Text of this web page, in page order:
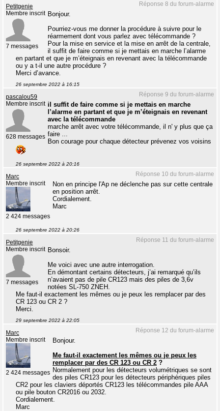
Réponse 8 du forum-alarme
Petitgenie
Membre inscrit
7 messages
Bonjour.
Pourriez-vous me donner la procédure à suivre pour le
réarmement dont vous parlez avec télécommande ?
Pour la mise en service et la mise en arrêt de la centrale,
il suffit de faire comme si je mettais en marche l’alarme
en partant et que je m’éteignais en revenant avec la télécommande
ou y a t-il une autre procédure ?
Merci d’avance.
26 septembre 2022 à 16:15
Réponse 9 du forum-alarme
pascalou59
Membre inscrit
628 messages
il suffit de faire comme si je mettais en marche
l’alarme en partant et que je m’éteignais en revenant
avec la télécommande
marche arrêt avec votre télécommande, il n' y plus que ça
faire ...
Bon courage pour chaque détecteur prévenez vos voisins
26 septembre 2022 à 20:16
Réponse 10 du forum-alarme
Marc
Membre inscrit
2 424 messages
Non en principe l'Ap ne déclenche pas sur cette centrale
en position arrêt.
Cordialement.
Marc
26 septembre 2022 à 20:26
Réponse 11 du forum-alarme
Petitgenie
Membre inscrit
7 messages
Bonsoir.
Me voici avec une autre interrogation.
En démontant certains détecteurs, j’ai remarqué qu’ils
n’avaient pas de pile CR123 mais des piles de 3,6v
notées SL-750 ZNEH.
Me faut-il exactement les mêmes ou je peux les remplacer par des
CR 123 ou CR 2 ?
Merci.
29 septembre 2022 à 22:05
Réponse 12 du forum-alarme
Marc
Membre inscrit
2 424 messages
Bonjour.
Me faut-il exactement les mêmes ou je peux les
remplacer par des CR 123 ou CR 2 ?
Normalement pour les détecteurs volumétriques se sont
des piles CR123 pour les détecteurs périphériques piles
CR2 pour les claviers déportés CR123 les télécommandes pile AAA
ou pile bouton CR2016 ou 2032.
Cordialement.
Marc